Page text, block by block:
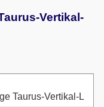
Vertikal-